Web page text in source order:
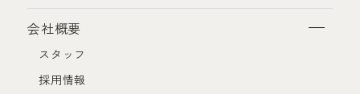
会社概要
スタッフ
採用情報